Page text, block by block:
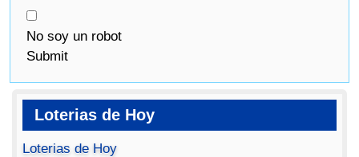
No soy un robot
Submit
Loterias de Hoy
Loterias de Hoy